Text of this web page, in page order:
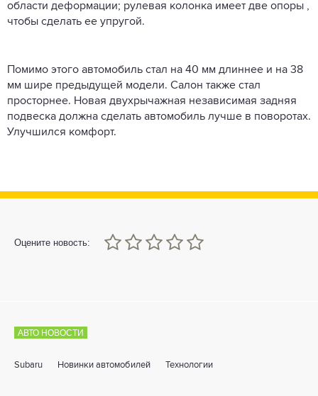
области деформации; рулевая колонка имеет две опоры ,
чтобы сделать ее упругой.
Помимо этого автомобиль стал на 40 мм длиннее и на 38
мм шире предыдущей модели. Салон также стал
просторнее. Новая двухрычажная независимая задняя
подвеска должна сделать автомобиль лучше в поворотах.
Улучшился комфорт.
Оцените новость:
0
1 3 4 5
АВТО НОВОСТИ
Subaru Новинки автомобилей Технологии